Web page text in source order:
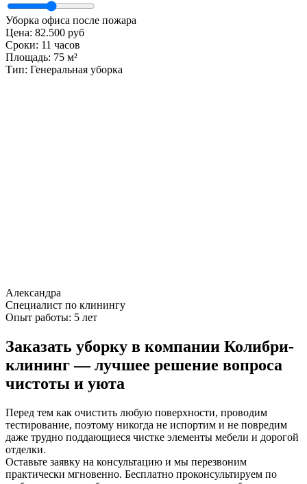
Уборка офиса после пожара
Цена: 82.500 руб
Сроки: 11 часов
Площадь: 75 м²
Тип: Генеральная уборка
Александра
Специалист по клинингу
Опыт работы: 5 лет
Заказать уборку в компании Колибри-
клининг — лучшее решение вопроса
чистоты и уюта
Перед тем как очистить любую поверхности, проводим
тестирование, поэтому никогда не испортим и не повредим
даже трудно поддающиеся чистке элементы мебели и дорогой
отделки.
Оставьте заявку на консультацию и мы перезвоним
практически мгновенно. Бесплатно проконсультируем по